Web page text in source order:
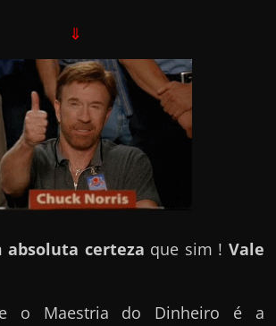
⇓
absoluta certeza que sim ! Vale
o Maestria do Dinheiro é a